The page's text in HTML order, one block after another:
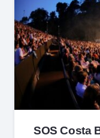
SOS Costa